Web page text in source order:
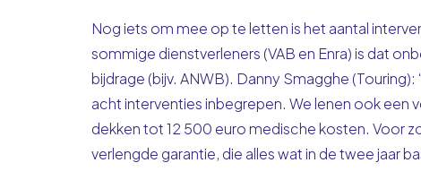
Nog iets om mee op te letten is het aantal
sommige dienstverleners (VAB en Enra) is dat
bijdrage (bijv. ANWB). Danny Smagghe
acht interventies inbegrepen. We lenen ook een
dekken tot 12 500 euro medische kosten. Voor
verlengde garantie, die alles wat in de twee jaar